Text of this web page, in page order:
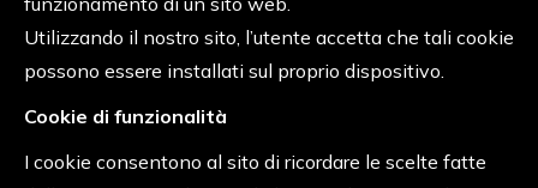
Utilizzando il nostro sito, l’utente accetta che tali cookie
possono essere installati sul proprio dispositivo.
Cookie di funzionalità
I cookie consentono al sito di ricordare le scelte fatte